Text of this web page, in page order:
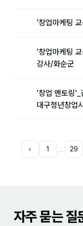
'창업마케팅
'창업마케팅
강사/화순군
'창업 멘토링
대구청년창업
‹ 1 … 29
자주 묻는 질